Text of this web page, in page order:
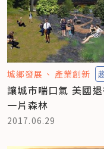
城鄉發展 產業創新
讓城市喘口氣 美國
一片森林
2017.06.29